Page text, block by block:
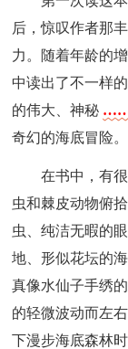
后，惊叹作者那
力。随着年龄的
中读出了不一样
的伟大、神秘 ……
奇幻的海底冒险。
在书中，有
虫和棘皮动物俯
虫、纯洁无暇的
地、形似花坛的
真像水仙子手绣
的轻微波动而左
下漫步海底森林